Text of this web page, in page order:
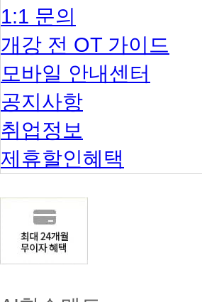
1:1 문의
개강 전 OT 가이드
모바일 안내센터
공지사항
취업정보
제휴할인혜택